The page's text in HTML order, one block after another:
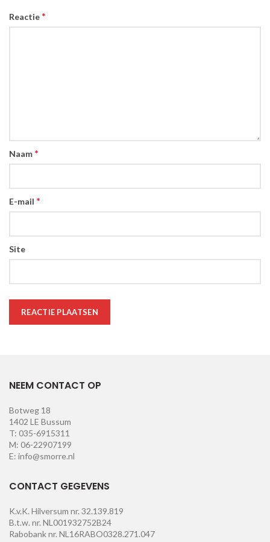
Reactie *
Naam *
E-mail *
Site
NEEM CONTACT OP
Botweg 18
1402 LE Bussum
T: 035-6915311
M: 06-22907199
E: info@smorre.nl
CONTACT GEGEVENS
K.v.K. Hilversum nr. 32.139.819
B.t.w. nr. NL001932752B24
Rabobank nr. NL16RABO0328.271.047